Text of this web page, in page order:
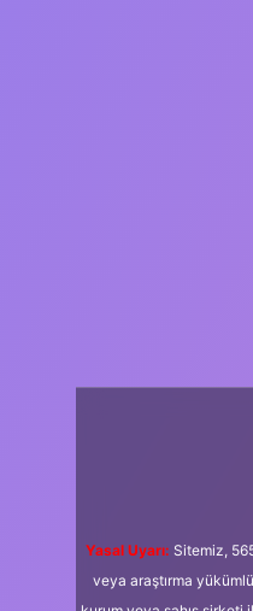
Yasal Uyarı: Sitemiz,
veya araştırma